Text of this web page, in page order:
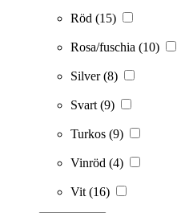
Röd (15)
Rosa/fuschia (10)
Silver(8)
Svart(9)
Turkos (9)
Vinröd (4)
Vit(16)